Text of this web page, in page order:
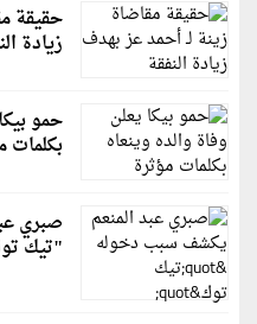
حقيقة
زيادة
حمو
بكلمات
صبري
"تيك